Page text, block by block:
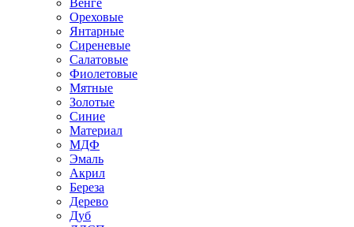
Венге
Ореховые
Янтарные
Сиреневые
Салатовые
Фиолетовые
Мятные
Золотые
Синие
Материал
МДФ
Эмаль
Акрил
Береза
Дерево
Дуб